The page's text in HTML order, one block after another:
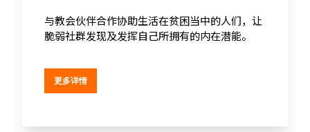
与教会伙伴合作协助生活在贫困当中的人们，让
脆弱社群发现及发挥自己所拥有的内在潜能。
更多详情